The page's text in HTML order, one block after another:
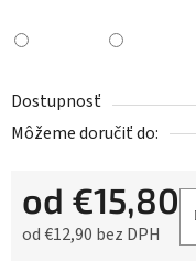
Dostupnosť
Môžeme doručiť do:
od €15,80
od€12,90 bez DPH